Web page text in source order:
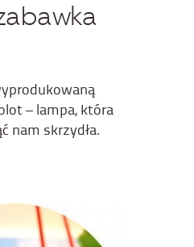
– lampa, która
nam skrzydła.